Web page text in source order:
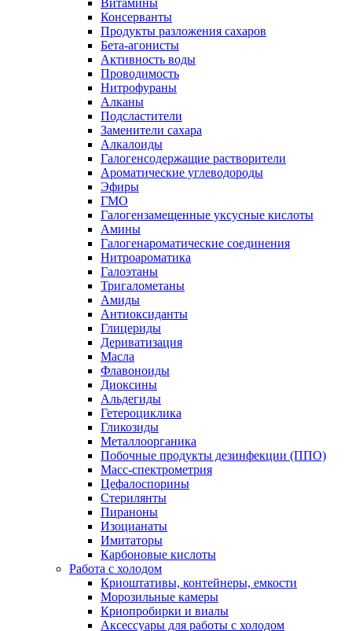
Витамины
Консерванты
Продукты разложения сахаров
Бета-агонисты
Активность воды
Проводимость
Нитрофураны
Алканы
Подсластители
Заменители сахара
Алкалоиды
Галогенсодержащие растворители
Ароматические углеводороды
Эфиры
ГМО
Галогензамещенные уксусные кислоты
Амины
Галогенароматические соединения
Нитроароматика
Галоэтаны
Тригалометаны
Амиды
Антиоксиданты
Глицериды
Дериватизация
Масла
Флавоноиды
Диоксины
Альдегиды
Гетероциклика
Гликозиды
Металлоорганика
Побочные продукты дезинфекции (ППО)
Масс-спектрометрия
Цефалоспорины
Стерилянты
Пираноны
Изоцианаты
Имитаторы
Карбоновые кислоты
Работа с холодом
Криоштативы, контейнеры, емкости
Морозильные камеры
Криопробирки и виалы
Аксессуары для работы с холодом